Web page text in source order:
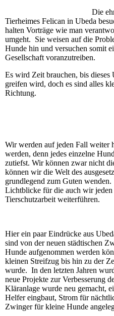
Die
Tierheimes Felican in Ubeda
halten Vorträge wie man
umgeht. Sie weisen auf die
Hunde hin und versuchen somit
Gesellschaft voranzutreiben.
Es wird Zeit brauchen, bis dieses
greifen wird, doch es sind alles
Richtung.
Wir werden auf jeden Fall weiter
werden, denn jedes einzelne
zutiefst. Wir können zwar nicht
können wir die Welt des
grundlegend zum Guten
Lichtblicke für die auch wir jeden
Tierschutzarbeit weiterführen.
Hier ein paar Eindrücke aus
sind von der neuen städtischen
Hunde aufgenommen werden
kleinen Streifzug bis hin zu der
wurde. In den letzten Jahren
neue Projekte zur Verbesserung
Kläranlage wurde neu gemacht,
Helfer eingbaut, Strom für
Zwinger für kleine Hunde